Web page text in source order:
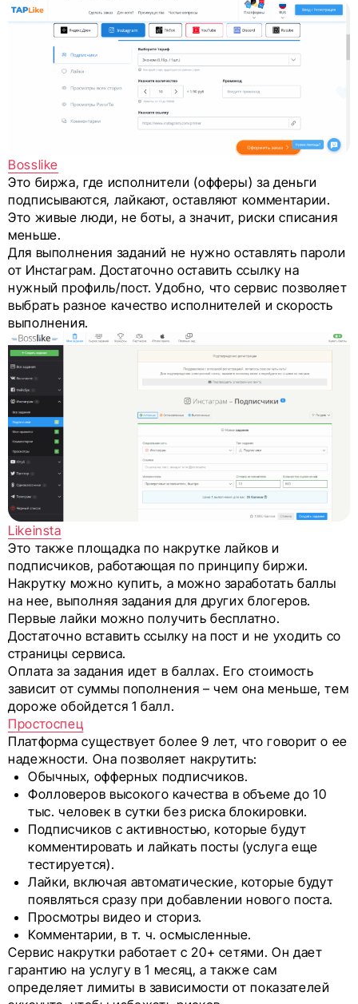
Bosslike
Это биржа, где исполнители (офферы) за деньги
подписываются, лайкают, оставляют комментарии.
Это живые люди, не боты, а значит, риски списания
меньше.
Для выполнения заданий не нужно оставлять пароли
от Инстаграм. Достаточно оставить ссылку на
нужный профиль/пост. Удобно, что сервис позволяет
выбрать разное качество исполнителей и скорость
выполнения.
Likeinsta
Это также площадка по накрутке лайков и
подписчиков, работающая по принципу биржи.
Накрутку можно купить, а можно заработать баллы
на нее, выполняя задания для других блогеров.
Первые лайки можно получить бесплатно.
Достаточно вставить ссылку на пост и не уходить со
страницы сервиса.
Оплата за задания идет в баллах. Его стоимость
зависит от суммы пополнения – чем она меньше, тем
дороже обойдется 1 балл.
Простоспец
Платформа существует более 9 лет, что говорит о ее
надежности. Она позволяет накрутить:
Обычных, офферных подписчиков.
Фолловеров высокого качества в объеме до 10
тыс. человек в сутки без риска блокировки.
Подписчиков с активностью, которые будут
комментировать и лайкать посты (услуга еще
тестируется).
Лайки, включая автоматические, которые будут
появляться сразу при добавлении нового поста.
Просмотры видео и сториз.
Комментарии, в т. ч. осмысленные.
Сервис накрутки работает с 20+ сетями. Он дает
гарантию на услугу в 1 месяц, а также сам
определяет лимиты в зависимости от показателей